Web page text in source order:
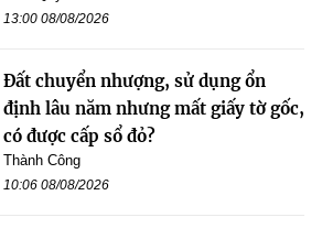
13:00 08/08/2026
Đất chuyển nhượng, sử dụng ổn
định lâu năm nhưng mất giấy tờ gốc,
có được cấp sổ đỏ?
Thành Công
10:06 08/08/2026